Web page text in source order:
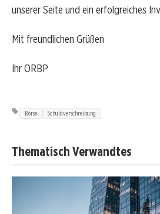
unserer Seite und ein erfolgreiches
Mit freundlichen Grüßen
Ihr ORBP
Börse Schuldverschreibung
Thematisch Verwandtes